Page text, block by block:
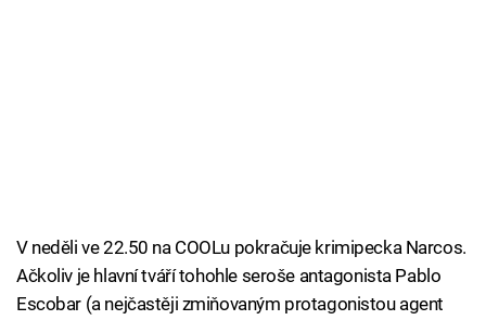
V neděli ve 22.50 na COOLu pokračuje krimipecka Narcos.
Ačkoliv je hlavní tváří tohohle seroše antagonista Pablo
Escobar (a nejčastěji zmiňovaným protagonistou agent